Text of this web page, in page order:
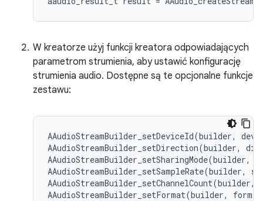
W kreatorze użyj funkcji kreatora odpowiadających
parametrom strumienia, aby ustawić konfigurację
strumienia audio. Dostępne są te opcjonalne funkcje
zestawu:
AAudioStreamBuilder_setDeviceId(builder,
AAudioStreamBuilder_setDirection(builder,
AAudioStreamBuilder_setSharingMode(builder,
AAudioStreamBuilder_setSampleRate(builder,
AAudioStreamBuilder_setChannelCount(builder,
AAudioStreamBuilder_setFormat(builder,